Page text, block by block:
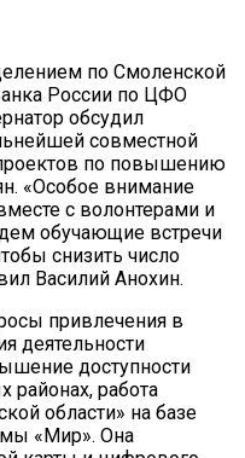
по Смоленской
России по ЦФО
обсудил
совместной
по повышению
«Особое внимание
с волонтерами и
обучающие встречи
снизить число
Василий Анохин.
привлечения в
деятельности
доступности
районах, работа
области» на базе
«Мир». Она